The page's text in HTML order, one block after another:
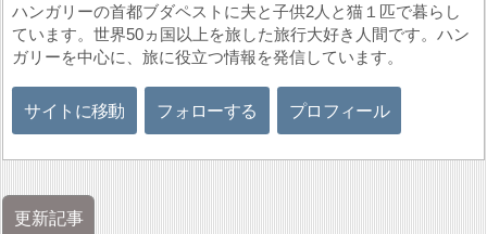
ハンガリーの首都ブダペストに夫と子供2人と猫１匹で暮らし
ています。世界50ヵ国以上を旅した旅行大好き人間です。ハン
ガリーを中心に、旅に役立つ情報を発信しています。
サイトに移動 フォローする プロフィール
更新記事